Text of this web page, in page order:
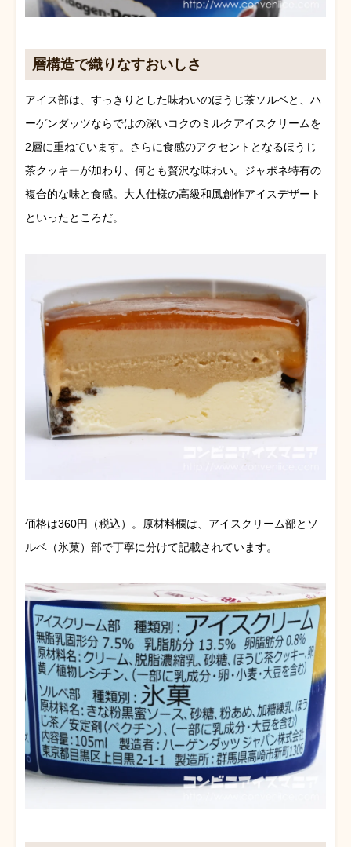
層構造で織りなすおいしさ
アイス部は、すっきりとした味わいのほうじ茶ソルベと、ハ
ーゲンダッツならではの深いコクのミルクアイスクリームを
2層に重ねています。さらに食感のアクセントとなるほうじ
茶クッキーが加わり、何とも贅沢な味わい。ジャポネ特有の
複合的な味と食感。大人仕様の高級和風創作アイスデザート
といったところだ。
価格は360円（税込）。原材料欄は、アイスクリーム部とソ
ルベ（氷菓）部で丁寧に分けて記載されています。